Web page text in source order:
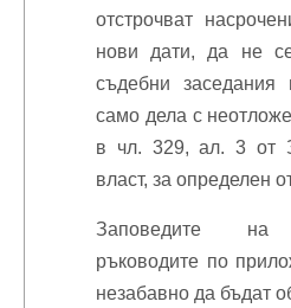
отстрочват
нови дати, да не
съдебни
само дела с
в чл. 329, ал. 3 от
власт, за определен
Заповедите на
ръководите по
незабавно да бъдат